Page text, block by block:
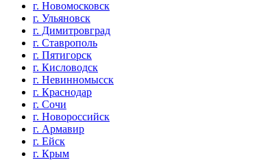
г. Новомосковск
г. Ульяновск
г. Димитровград
г. Ставрополь
г. Пятигорск
г. Кисловодск
г. Невинномысск
г. Краснодар
г. Сочи
г. Новороссийск
г. Армавир
г. Ейск
г. Крым